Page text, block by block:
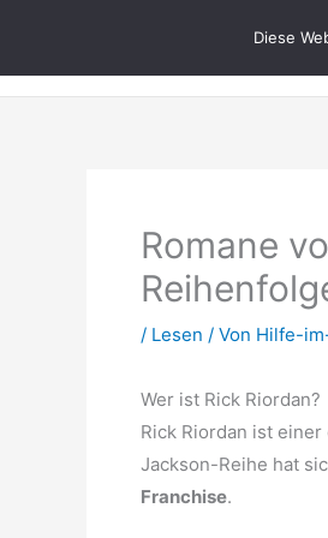
springen
Hilfe im
Romane
/ Lesen / Von Hilfe-
Wer ist Rick Riordan?
Rick Riordan ist
Jackson-Reihe hat
Franchise.
Diese